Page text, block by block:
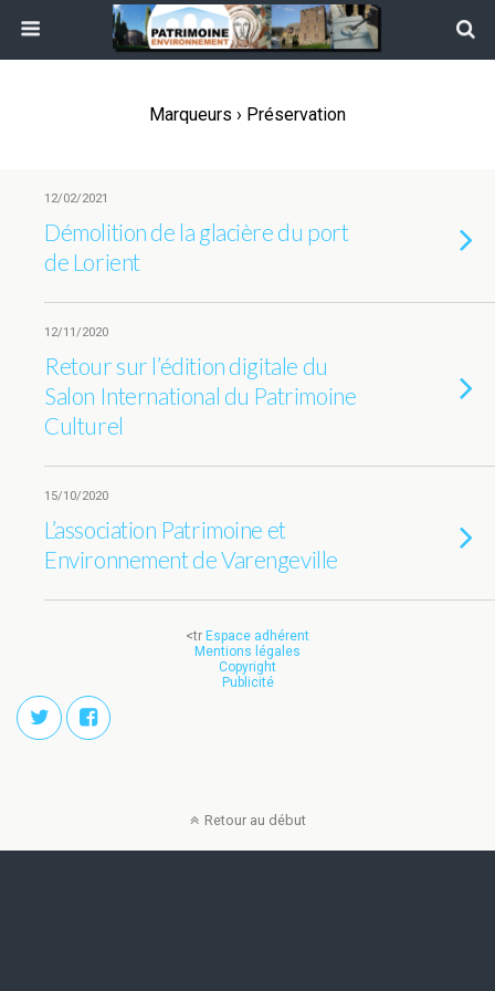
Marqueurs › Préservation
12/02/2021
Démolition de la glacière du port
de Lorient
12/11/2020
Retour sur l’édition digitale du
Salon International du Patrimoine
Culturel
15/10/2020
L’association Patrimoine et
Environnement de Varengeville
<tr Espace adhérent
Mentions légales
Copyright
Publicité
Retour au début